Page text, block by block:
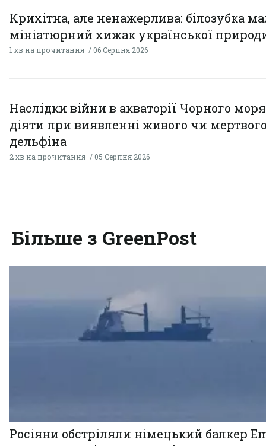
Крихітна, але ненажерлива: білозубка
мініатюрний хижак української
1 хв на прочитання 06 Серпня 2026
Наслідки війни в акваторії Чорного
діяти при виявленні живого чи
дельфіна
2 хв на прочитання 05 Серпня 2026
Більше з GreenPost
Росіяни обстріляли німецький балкер